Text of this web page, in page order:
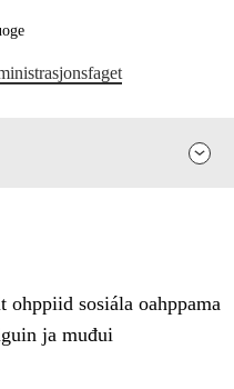
ohppiid sosiála oahppama
ja muđui